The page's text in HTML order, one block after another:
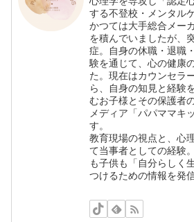
する不登校・メンタル
かつては大手総合メー
を積んでいましたが、
症。自身の休職・退職
験を通じて、心の健康
た。現在はカウンセラ
ら、自身の知見と経験
むお子様とその保護者
メディア「パパママキ
す。
教育現場の視点と、心
て当事者としての経験
も子供も「自分らしく
つけるための情報を発